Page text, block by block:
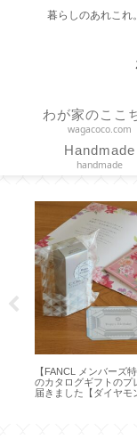
暮らしのあれこれ
わが家のここ
wagacoco.com
Handmade
handmade
【FANCL メンバーズ特典】誕
のカタログギフトのプレゼン
届きました【ダイヤモンドス